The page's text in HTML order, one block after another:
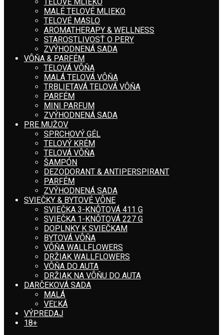
MALÉ TELOVÉ MLIEKO
TELOVÉ MASLO
AROMATHERAPY & WELLNESS
STAROSTLIVOSŤ O PERY
ZVÝHODNENÁ SADA
VÔŇA & PARFÉM
TELOVÁ VÔŇA
MALÁ TELOVÁ VÔŇA
TRBLIETAVÁ TELOVÁ VÔŇA
PARFÉM
MINI PARFUM
ZVÝHODNENÁ SADA
PRE MUŽOV
SPRCHOVÝ GÉL
TELOVÝ KRÉM
TELOVÁ VÔŇA
ŠAMPÓN
DEZODORANT & ANTIPERSPIRANT
PARFÉM
ZVÝHODNENÁ SADA
SVIEČKY & BYTOVÉ VÔNE
SVIEČKA 3-KNÔTOVÁ 411 G
SVIEČKA 1-KNÔTOVÁ 227 G
DOPLNKY K SVIEČKAM
BYTOVÁ VÔŇA
VÔŇA WALLFLOWERS
DRŽIAK WALLFLOWERS
VÔŇA DO AUTA
DRŽIAK NA VÔŇU DO AUTA
DARČEKOVÁ SADA
MALÁ
VEĽKÁ
VÝPREDAJ
18+